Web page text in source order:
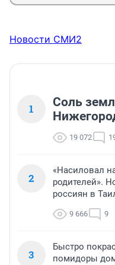
Новости СМИ2
1
Соль
19 072
2
«Насиловал
родителей».
россиян в
9 666 9
3
Быстро
помидоры